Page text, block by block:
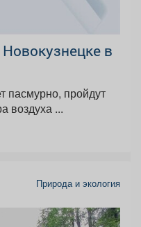
в
дожди с грозами, температура воздуха ...
Природа и экология